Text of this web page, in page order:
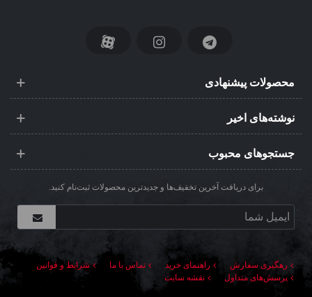
محصولات پیشنهادی
نوشته‌های اخیر
جستجوهای محبوب
برای دریافت آخرین تخفیف‌ها و جدیدترین محصولات ثبت‌نام کنید.
رهگیری سفارش راهنمای خرید تماس با ما
شرایط و قوانین
پرسش‌های متداول
نقشه سایت